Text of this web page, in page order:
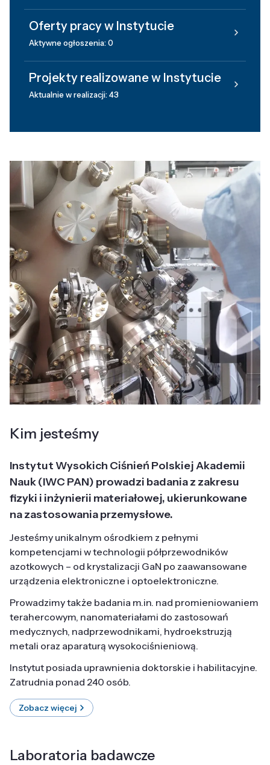
Oferty pracy w Instytucie
Aktywne ogłoszenia: 0
Projekty realizowane w Instytucie
Aktualnie w realizacji: 43
Kim jesteśmy
Instytut Wysokich Ciśnień Polskiej Akademii
Nauk (IWC PAN) prowadzi badania z zakresu
fizyki i inżynierii materiałowej, ukierunkowane
na zastosowania przemysłowe.
Jesteśmy unikalnym ośrodkiem z pełnymi
kompetencjami w technologii półprzewodników
azotkowych – od krystalizacji GaN po zaawansowane
urządzenia elektroniczne i optoelektroniczne.
Prowadzimy także badania m.in. nad promieniowaniem
terahercowym, nanomateriałami do zastosowań
medycznych, nadprzewodnikami, hydroekstruzją
metali oraz aparaturą wysokociśnieniową.
Instytut posiada uprawnienia doktorskie i habilitacyjne.
Zatrudnia ponad 240 osób.
Zobacz więcej
Laboratoria badawcze